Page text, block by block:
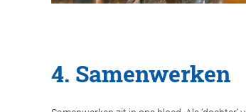
4. Samenwerken